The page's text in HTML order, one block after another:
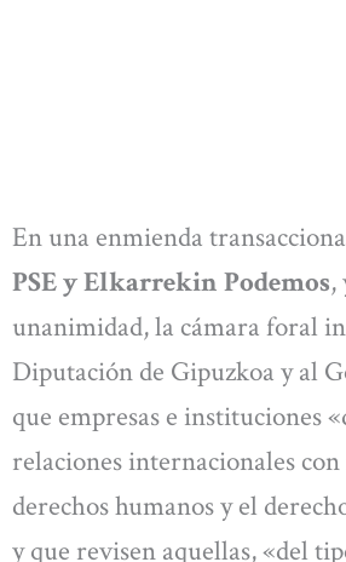
En una enmienda
PSE y Elkarrekin Podemos,
unanimidad, la cámara foral
Diputación de Gipuzkoa y al
que empresas e instituciones
relaciones internacionales con
derechos humanos y el
y que revisen aquellas, «del